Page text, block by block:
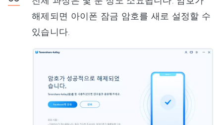
해제되면 아이폰 잠금 암호를 새로 설정할 수
있습니다.